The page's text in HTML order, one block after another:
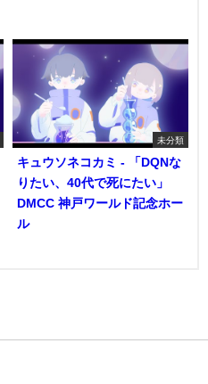
未分類
キュウソネコカミ - 「DQNな
りたい、40代で死にたい」
DMCC 神戸ワールド記念ホー
ル